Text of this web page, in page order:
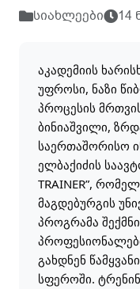
სიახლეები 14
აკადემიის
უფროსი, ნაზი
პროცესის
ბინიაშვილი,
საერთაშორისო
ელბაქიძის
TRAINER”,
მაგდებურგის
პროგრამა
გახდნენ
სფეროში.